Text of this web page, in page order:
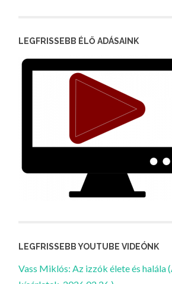
LEGFRISSEBB ÉLŐ ADÁSAINK
LEGFRISSEBB YOUTUBE VIDEÓNK
Vass Miklós: Az izzók élete és halála